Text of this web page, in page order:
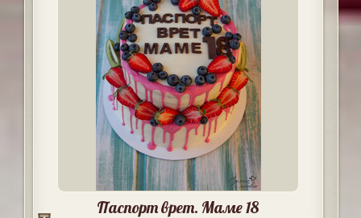
Паспорт врет. Маме 18